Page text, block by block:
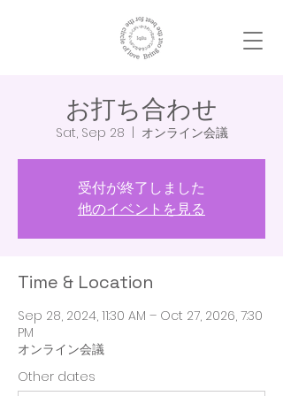
お打ち合わせ
Sat, Sep 28 オンライン会議
受付が終了しました
他のイベントを見る
Time & Location
Sep 28, 2024, 11:30 AM – Oct 27, 2026, 7:30
PM
オンライン会議
Other dates